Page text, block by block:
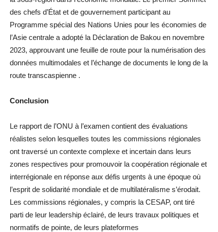
des chefs d’État et de gouvernement participant au
Programme spécial des Nations Unies pour les économies de
l’Asie centrale a adopté la Déclaration de Bakou en novembre
2023, approuvant une feuille de route pour la numérisation des
données multimodales et l’échange de documents le long de la
route transcaspienne .
Conclusion
Le rapport de l’ONU à l’examen contient des évaluations
réalistes selon lesquelles toutes les commissions régionales
ont traversé un contexte complexe et incertain dans leurs
zones respectives pour promouvoir la coopération régionale et
interrégionale en réponse aux défis urgents à une époque où
l’esprit de solidarité mondiale et de multilatéralisme s’érodait.
Les commissions régionales, y compris la CESAP, ont tiré
parti de leur leadership éclairé, de leurs travaux politiques et
normatifs de pointe, de leurs plateformes